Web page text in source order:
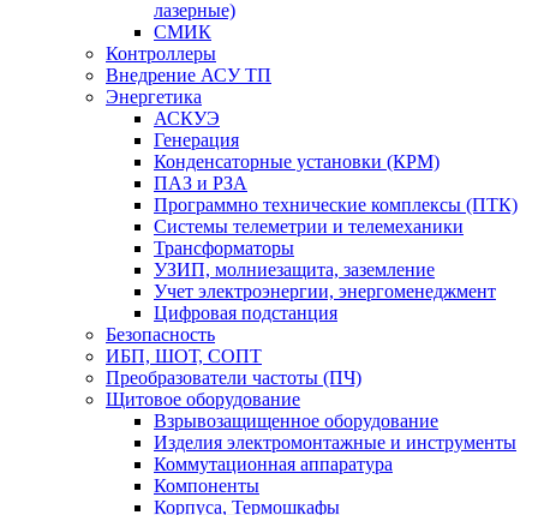
лазерные)
СМИК
Контроллеры
Внедрение АСУ ТП
Энергетика
АСКУЭ
Генерация
Конденсаторные установки (КРМ)
ПАЗ и РЗА
Программно технические комплексы (ПТК)
Системы телеметрии и телемеханики
Трансформаторы
УЗИП, молниезащита, заземление
Учет электроэнергии, энергоменеджмент
Цифровая подстанция
Безопасность
ИБП, ШОТ, СОПТ
Преобразователи частоты (ПЧ)
Щитовое оборудование
Взрывозащищенное оборудование
Изделия электромонтажные и инструменты
Коммутационная аппаратура
Компоненты
Корпуса, Термошкафы